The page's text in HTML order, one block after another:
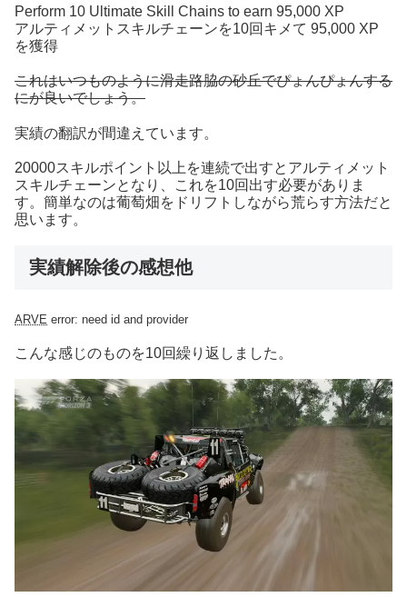
Perform 10 Ultimate Skill Chains to earn 95,000 XP
アルティメットスキルチェーンを10回キメて 95,000 XP
を獲得
これはいつものように滑走路脇の砂丘でぴょんぴょんする
にが良いでしょう。
実績の翻訳が間違えています。
20000スキルポイント以上を連続で出すとアルティメット
スキルチェーンとなり、これを10回出す必要がありま
す。簡単なのは葡萄畑をドリフトしながら荒らす方法だと
思います。
実績解除後の感想他
ARVE error: need id and provider
こんな感じのものを10回繰り返しました。